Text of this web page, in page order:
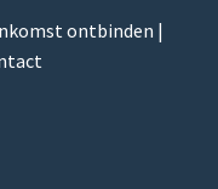
ontbinden |